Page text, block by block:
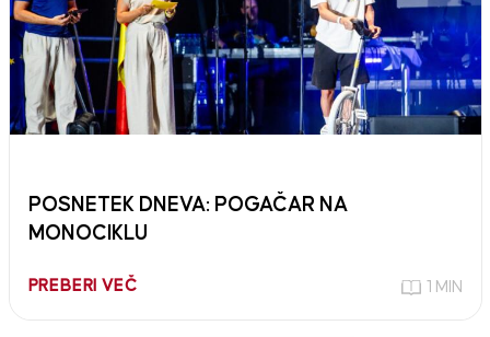
POSNETEK DNEVA: POGAČAR NA
MONOCIKLU
PREBERI VEČ 1 MIN